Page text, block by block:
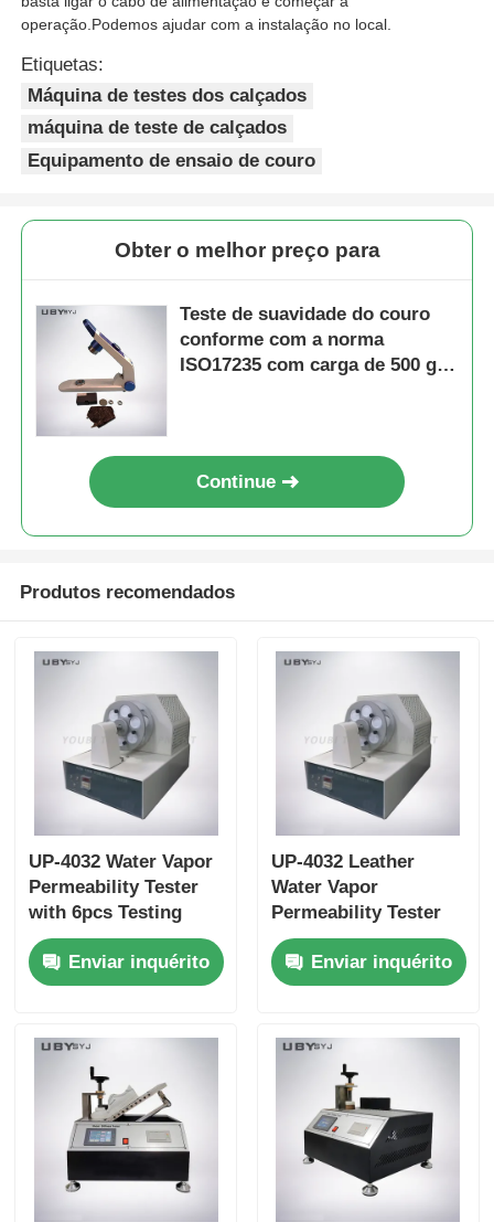
operação.Podemos ajudar com a instalação no local.
Etiquetas:
Máquina de testes dos calçados
máquina de teste de calçados
Equipamento de ensaio de couro
Obter o melhor preço para
Teste de suavidade do couro
conforme com a norma
ISO17235 com carga de 500 g
Continue
Produtos recomendados
UP-4032 Water Vapor
Permeability Tester
with 6pcs Testing
Bottle, 75 ±5cpm
Bottles Holder Speed,
and 30±1 mm Bottle
Leather and Textile
Enviar inquérito
UP-4032 Leather
Water Vapor
Permeability Tester
with 6pcs Testing
Bottle for Footwear
EN ISO 20344 SATRA
Enviar inquérito